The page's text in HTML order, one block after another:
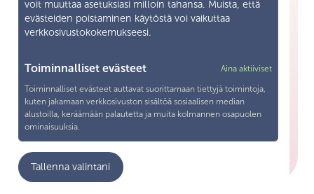
voit muuttaa asetuksiasi milloin tahansa. Muista, että
evästeiden poistaminen käytöstä voi vaikuttaa
verkkosivustokokemukseesi.
Toiminnalliset evästeet Aina aktiiviset
Toiminnalliset evästeet auttavat suorittamaan tiettyjä toimintoja,
kuten jakamaan verkkosivuston sisältöä sosiaalisen median
alustoilla, keräämään palautetta ja muita kolmannen osapuolen
ominaisuuksia.
Analytiikka
Analyytiikka-evästeitä käytetään ymmärtämään, miten vierailijat
Tallenna valintani
Henkilötietojen käsittely
Tietosuojaseloste
Yhteystiedot
Snellmaninkatu 19—21 F 13 00170 Helsingfors
040 571 1038
toimisto@skillary.fi